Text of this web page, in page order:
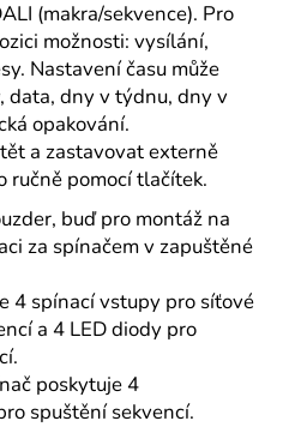
(makra/sekvence). Pro
možnosti: vysílání,
Nastavení času může
data, dny v týdnu, dny v
opakování.
a zastavovat externě
ručně pomocí tlačítek.
buď pro montáž na
za spínačem v zapuštěné
4 spínací vstupy pro síťové
a 4 LED diody pro
poskytuje 4
spuštění sekvencí.